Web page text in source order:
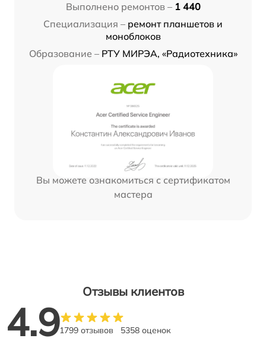
Выполнено ремонтов – 1 440
Специализация – ремонт планшетов и
моноблоков
Образование – РТУ МИРЭА, «Радиотехника»
Вы можете ознакомиться с сертификатом
мастера
Отзывы клиентов
4.91799 отзывов 5358 оценок